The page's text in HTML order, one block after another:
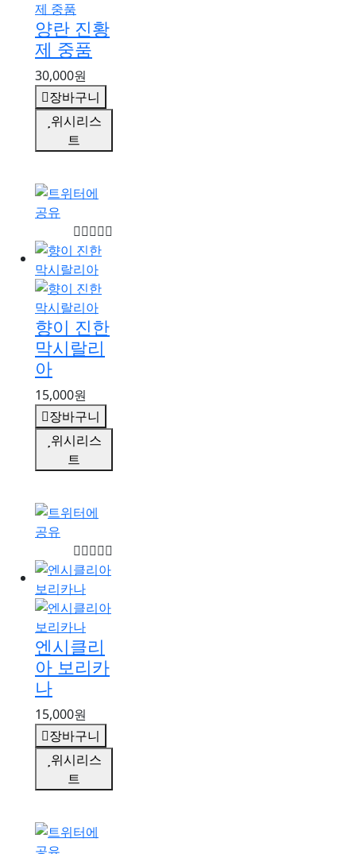
양란 진황
제 중품
30,000원
장바구니
위시리스
트
향이 진한
막시랄리
아
15,000원
장바구니
위시리스
트
엔시클리
아 보리카
나
15,000원
장바구니
위시리스
트